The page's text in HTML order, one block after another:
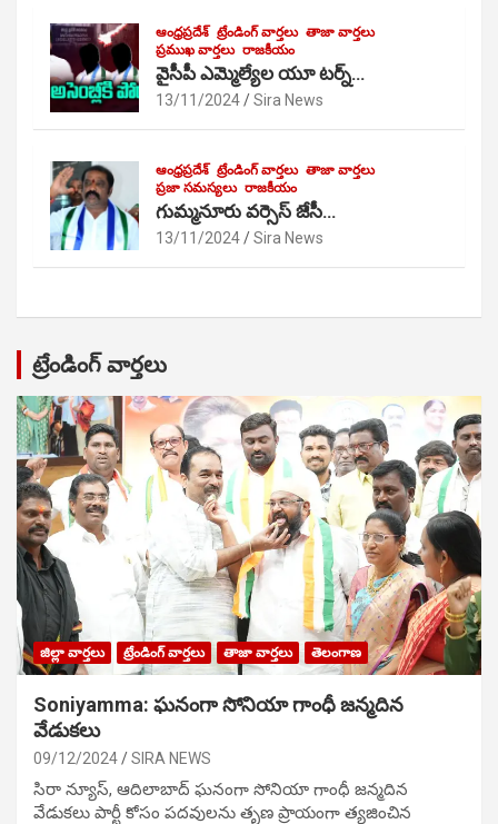
ఆంధ్రప్రదేశ్ ట్రేండింగ్ వార్తలు తాజా వార్తలు
ప్రముఖ వార్తలు రాజకీయం
వైసీపీ ఎమ్మెల్యేల యూ టర్న్…
13/11/2024 Sira News
ఆంధ్రప్రదేశ్ ట్రేండింగ్ వార్తలు తాజా వార్తలు
ప్రజా సమస్యలు రాజకీయం
గుమ్మనూరు వర్సెస్ జేసీ…
13/11/2024 Sira News
ట్రేండింగ్ వార్తలు
జిల్లా వార్తలు ట్రేండింగ్ వార్తలు తాజా వార్తలు తెలంగాణ
Soniyamma: ఘ‌నంగా సోనియా గాంధీ జ‌న్మ‌దిన
వేడుక‌లు
09/12/2024 SIRA NEWS
సిరా న్యూస్, ఆదిలాబాద్ ఘ‌నంగా సోనియా గాంధీ జ‌న్మ‌దిన
వేడుక‌లు పార్టీ కోసం ప‌ద‌వుల‌ను తృణ ప్రాయంగా త్య‌జించిన